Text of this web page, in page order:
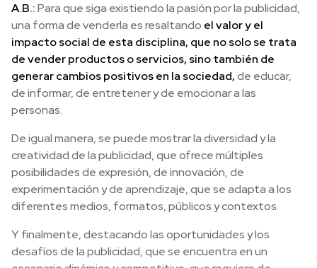
A.B.:Para que siga existiendo la pasión por la publicidad,
una forma de venderla es resaltando el valor y el
impacto social de esta disciplina, que no solo se trata
de vender productos o servicios, sino también de
generar cambios positivos en la sociedad,de educar,
de informar, de entretener y de emocionar a las
personas.
De igual manera, se puede mostrar la diversidad y la
creatividad de la publicidad, que ofrece múltiples
posibilidades de expresión, de innovación, de
experimentación y de aprendizaje, que se adapta a los
diferentes medios, formatos, públicos y contextos.
Y finalmente, destacando las oportunidades y los
desafíos de la publicidad, que se encuentra en un